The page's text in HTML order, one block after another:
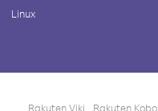
Linux
Rakuten Viki Rakuten Kobo